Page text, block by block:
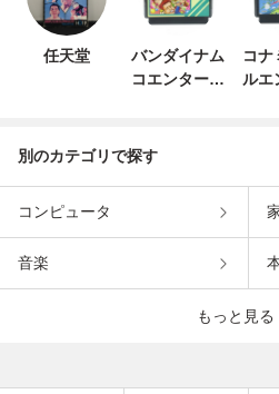
任天堂
バンダイナム
コエンターテ
コナ
ルエ
別のカテゴリで探す
コンピュータ
音楽
もっと見る